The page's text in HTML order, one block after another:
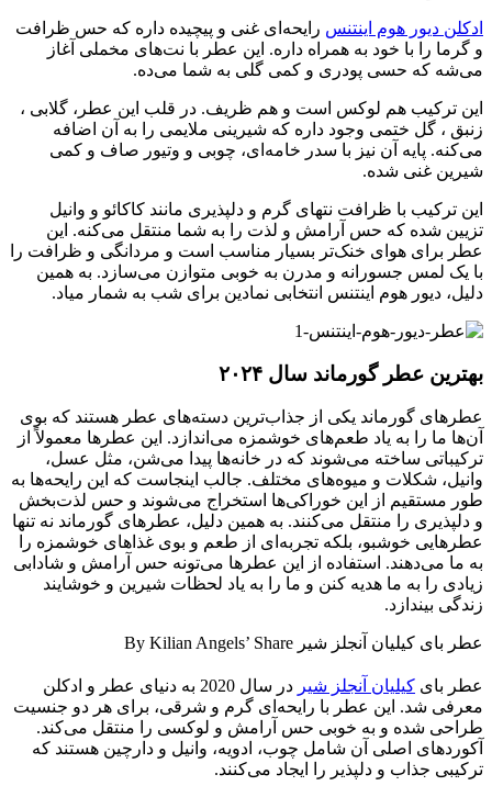
ادکلن دیور هوم اینتنس رایحه‌ای غنی و پیچیده داره که حس ظرافت
و گرما را با خود به همراه داره. این عطر با نت‌های مخملی آغاز
می‌شه که حسی پودری و کمی گلی به شما می‌ده.
این ترکیب هم لوکس است و هم ظریف. در قلب این عطر، گلابی ،
زنبق ، گل ختمی وجود داره که شیرینی ملایمی را به آن اضافه
می‌کنه. پایه آن نیز با سدر خامه‌ای، چوبی و وتیور صاف و کمی
شیرین غنی شده.
این ترکیب با ظرافت‌ نتهای گرم و دلپذیری مانند کاکائو و وانیل
تزیین شده که حس آرامش و لذت را به شما منتقل می‌کنه. این
عطر برای هوای خنک‌تر بسیار مناسب است و مردانگی و ظرافت را
با یک لمس جسورانه و مدرن به خوبی متوازن می‌سازد. به همین
دلیل، دیور هوم اینتنس انتخابی نمادین برای شب به شمار میاد.
بهترین عطر گورماند سال ۲۰۲۴
عطرهای گورماند یکی از جذاب‌ترین دسته‌های عطر هستند که بوی
آن‌ها ما را به یاد طعم‌های خوشمزه می‌اندازد. این عطرها معمولاً از
ترکیباتی ساخته می‌شوند که در خانه‌ها پیدا می‌شن، مثل عسل،
وانیل، شکلات و میوه‌های مختلف. جالب اینجاست که این رایحه‌ها به
طور مستقیم از این خوراکی‌ها استخراج می‌شوند و حس لذت‌بخش
و دلپذیری را منتقل می‌کنند. به همین دلیل، عطرهای گورماند نه تنها
عطرهایی خوشبو، بلکه تجربه‌ای از طعم و بوی غذاهای خوشمزه را
به ما می‌دهند. استفاده از این عطرها می‌تونه حس آرامش و شادابی
زیادی را به ما هدیه کنن و ما را به یاد لحظات شیرین و خوشایند
زندگی بیندازد.
عطر بای کیلیان آنجلز شیر By Kilian Angels’ Share
عطر بای کیلیان آنجلز شیر
در سال 2020 به دنیای عطر و ادکلن
معرفی شد. این عطر با رایحه‌ای گرم و شرقی، برای هر دو جنسیت
طراحی شده و به خوبی حس آرامش و لوکسی را منتقل می‌کند.
آکوردهای اصلی آن شامل چوب، ادویه، وانیل و دارچین هستند که
ترکیبی جذاب و دلپذیر را ایجاد می‌کنند.